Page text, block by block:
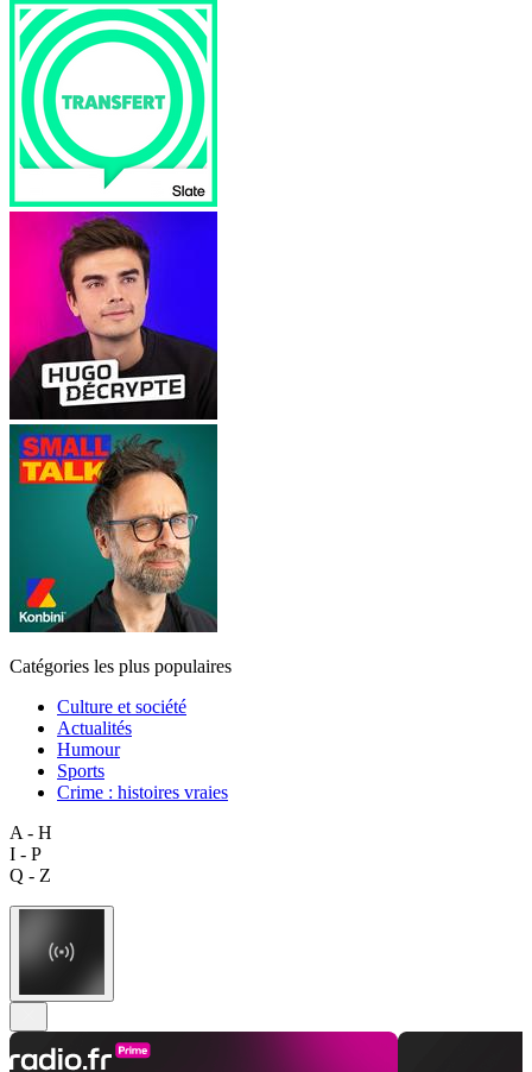
Catégories les plus populaires
Culture et société
Actualités
Humour
Sports
Crime : histoires vraies
A - H
I - P
Q - Z